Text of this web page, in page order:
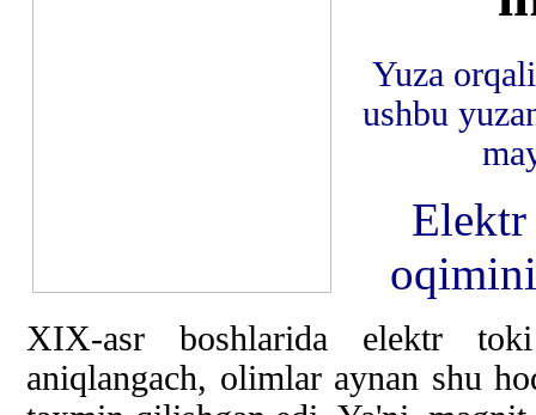
Yuza
ushbu
XIX-asr boshlarida elektr
aniqlangach, olimlar aynan shu